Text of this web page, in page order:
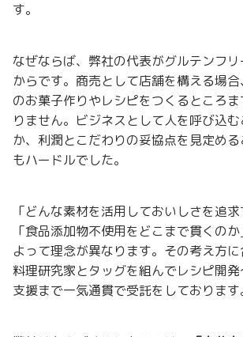
す。
なぜならば、弊社の代表がグルテンフ
からです。商売として店舗を構える場
のお菓子作りやレシピをつくるところ
りません。ビジネスとして人を呼び込
か、利潤とこだわりの妥協点を見定め
もハードルでした。
「どんな素材を活用しておいしさを追
「食品添加物不使用をどこまで貫くの
よって理念が異なります。その考え方に
料理研究家とタッグを組んでレシピ開
支援まで一気通貫で受託をしております